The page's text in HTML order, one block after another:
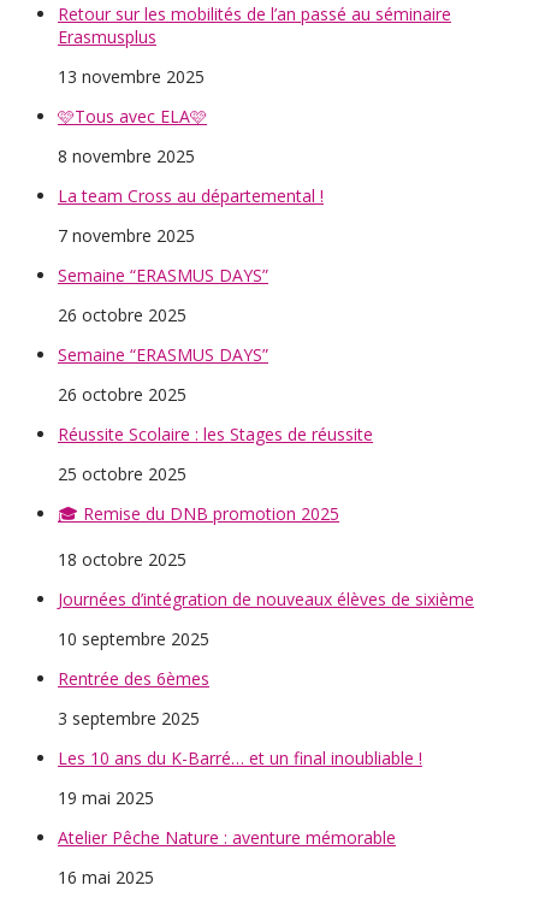
Retour sur les mobilités de l’an passé au séminaire
Erasmusplus
13 novembre 2025
🩷Tous avec ELA🩷
8 novembre 2025
La team Cross au départemental !
7 novembre 2025
Semaine “ERASMUS DAYS”
26 octobre 2025
Semaine “ERASMUS DAYS”
26 octobre 2025
Réussite Scolaire : les Stages de réussite
25 octobre 2025
🎓 Remise du DNB promotion 2025
18 octobre 2025
Journées d’intégration de nouveaux élèves de sixième
10 septembre 2025
Rentrée des 6èmes
3 septembre 2025
Les 10 ans du K-Barré… et un final inoubliable !
19 mai 2025
Atelier Pêche Nature : aventure mémorable
16 mai 2025